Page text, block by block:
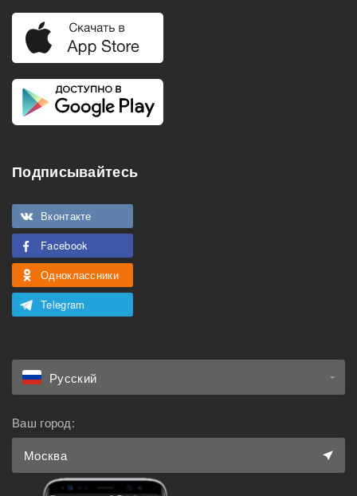
Подписывайтесь
Вконтакте
Facebook
Одноклассники
Telegram
Русский
Ваш город:
Москва